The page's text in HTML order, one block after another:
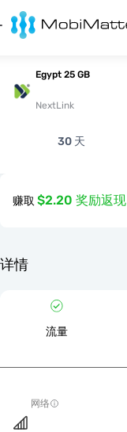
Egypt 25 GB
NextLink
30 天
赚取 $2.20 奖励返现
详情
流量
网络